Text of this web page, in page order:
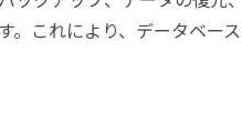
。これにより、データベー